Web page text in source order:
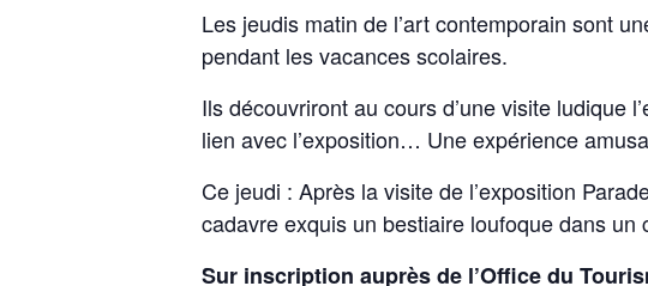
Les jeudis matin de l’art contemporain sont
pendant les vacances scolaires.
Ils découvriront au cours d’une visite ludique
lien avec l’exposition… Une expérience
Ce jeudi : Après la visite de l’exposition
cadavre exquis un bestiaire loufoque dans un
Sur inscription auprès de l’Office du